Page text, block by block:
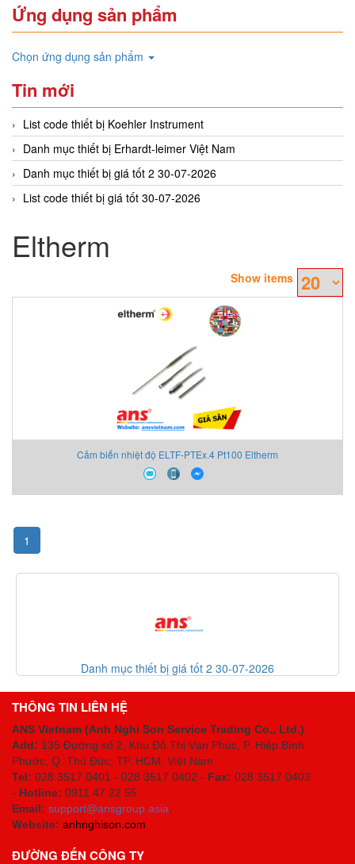
Ứng dụng sản phẩm
Chọn ứng dụng sản phẩm
Tin mới
List code thiết bị Koehler Instrument
Danh mục thiết bị Erhardt-leimer Việt Nam
Danh mục thiết bị giá tốt 2 30-07-2026
List code thiết bị giá tốt 30-07-2026
Eltherm
Show items
Cảm biến nhiệt độ ELTF-PTEx.4 Pt100 Eltherm
1
mục thiết bị giá tốt 2 30-07-2026
THÔNG TIN LIÊN HỆ
ANS Vietnam (Anh Nghi Son Service Trading Co., Ltd.)
Add: 135 Đường số 2, Khu Đô Thị Vạn Phúc, P. Hiệp Bình
Phước, Q. Thủ Đức, TP. HCM , Việt Nam
Tel: 028 3517 0401 - 028 3517 0402 - Fax: 028 3517 0403
- Hotline: 0911 47 22 55
Email: support@ansgroup.asia;
Website: anhnghison.com
ĐƯỜNG ĐẾN CÔNG TY